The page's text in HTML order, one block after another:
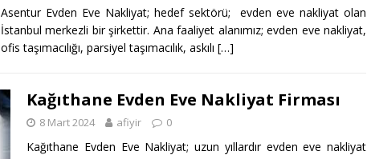
Asentur Evden Eve Nakliyat; hedef sektörü; evden eve nakliyat olan
İstanbul merkezli bir şirkettir. Ana faaliyet alanımız; evden eve nakliyat,
ofis taşımacılığı, parsiyel taşımacılık, askılı […]
Kağıthane Evden Eve Nakliyat Firması
8 Mart 2024 afiyir 0
Kağıthane Evden Eve Nakliyat; uzun yıllardır evden eve nakliyat